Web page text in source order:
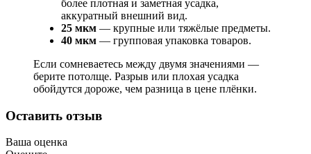
более плотная и заметная усадка,
аккуратный внешний вид.
25 мкм — крупные или тяжёлые предметы.
40 мкм — групповая упаковка товаров.
Если сомневаетесь между двумя значениями —
берите потолще. Разрыв или плохая усадка
обойдутся дороже, чем разница в цене плёнки.
Оставить отзыв
Ваша оценка